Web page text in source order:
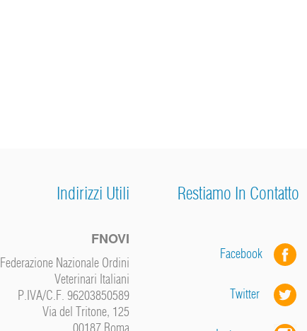
Indirizzi Utili
FNOVI
Federazione Nazionale Ordini
Veterinari Italiani
P.IVA/C.F. 96203850589
Via del Tritone, 125
Restiamo In Contatto
Facebook
Twitter